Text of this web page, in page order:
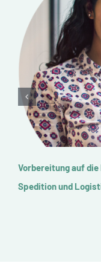
Vorbereitung auf
Spedition und